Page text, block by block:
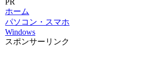
PR
ホーム
パソコン・スマホ
Windows
スポンサーリンク